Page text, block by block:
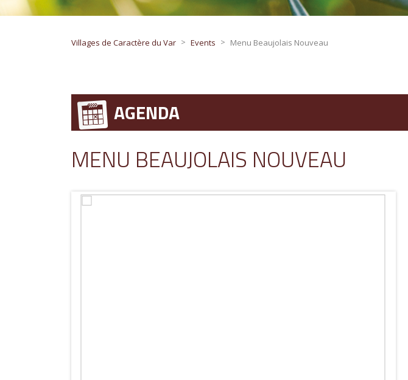
Villages de Caractère du Var > Events > Menu Beaujolais Nouveau
AGENDA
MENU BEAUJOLAIS NOUVEAU